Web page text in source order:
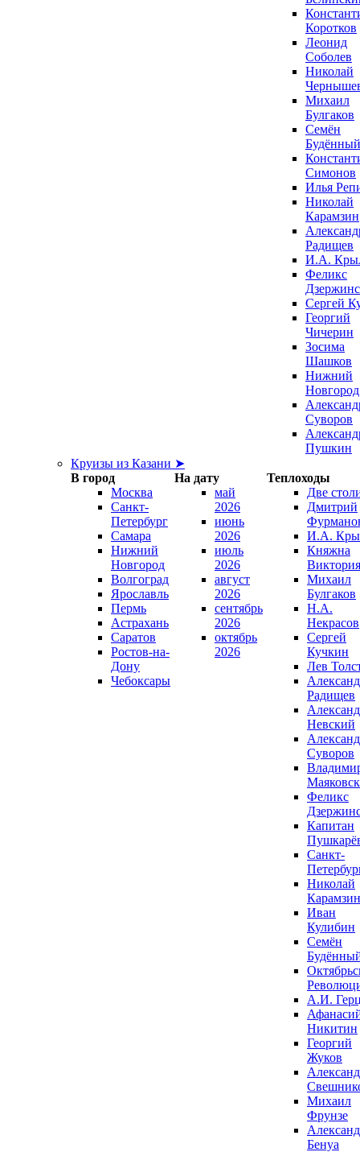
Коротков
Леонид
Соболев
Николай
Михаил
Булгаков
Семён
Будённый
Симонов
Илья
Николай
Карамзин
Радищев
И.А.
Феликс
Сергей
Георгий
Чичерин
Зосима
Шашков
Нижний
Новгород
Суворов
Пушкин
Круизы из Казани ➤
В город
На дату
Теплоходы
Москва
Санкт-
Петербург
Самара
Нижний
Новгород
Волгоград
Ярославль
Пермь
Астрахань
Саратов
Ростов-на-
Дону
Чебоксары
май
2026
июнь
2026
июль
2026
август
2026
сентябрь
2026
октябрь
2026
Две
Дмитрий
И.А.
Княжна
Виктория
Михаил
Булгаков
Н.А.
Некрасов
Сергей
Кучкин
Лев
Радищев
Невский
Суворов
Феликс
Капитан
Санкт-
Николай
Карамзин
Иван
Кулибин
Семён
А.И.
Никитин
Георгий
Жуков
Михаил
Фрунзе
Бенуа